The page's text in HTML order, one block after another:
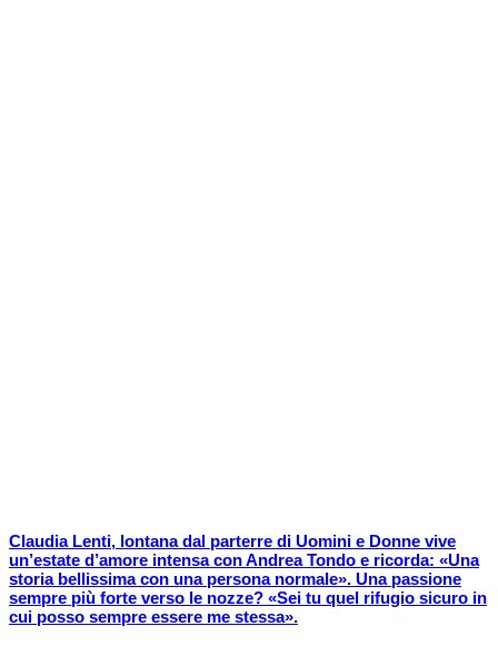
Claudia Lenti, lontana dal parterre di Uomini e Donne vive
un’estate d’amore intensa con Andrea Tondo e ricorda: «Una
storia bellissima con una persona normale». Una passione
sempre più forte verso le nozze? «Sei tu quel rifugio sicuro in
cui posso sempre essere me stessa».